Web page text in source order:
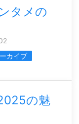
タメの
カイブ
の魅